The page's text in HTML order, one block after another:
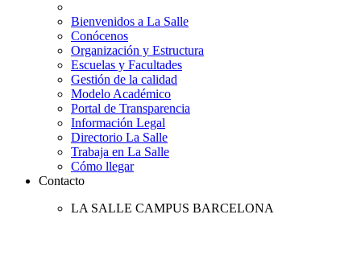
Bienvenidos a La Salle
Conócenos
Organización y Estructura
Escuelas y Facultades
Gestión de la calidad
Modelo Académico
Portal de Transparencia
Información Legal
Directorio La Salle
Trabaja en La Salle
Cómo llegar
Contacto
LA SALLE CAMPUS BARCELONA